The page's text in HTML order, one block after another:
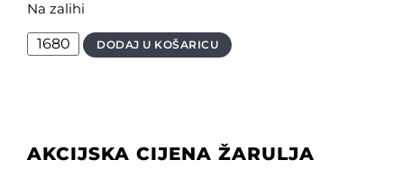
Na zalihi
DODAJ U KOŠARICU
AKCIJSKA CIJENA ŽARULJA